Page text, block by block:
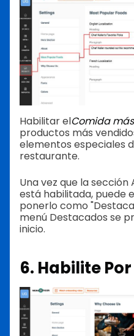
Habilitar elComida
productos más
elementos especiales
restaurante.
Una vez que la
está habilitada, puede
ponerlo como
menú Destacados se
inicio.
6. Habilite